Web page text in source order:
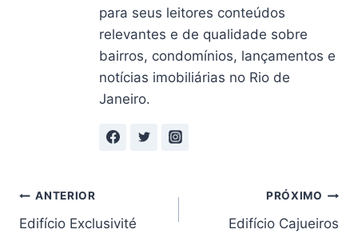
para seus leitores conteúdos
relevantes e de qualidade sobre
bairros, condomínios, lançamentos e
notícias imobiliárias no Rio de
Janeiro.
Navegação
de
ANTERIOR
Edifício Exclusivité
PRÓXIMO
Edifício Cajueiros